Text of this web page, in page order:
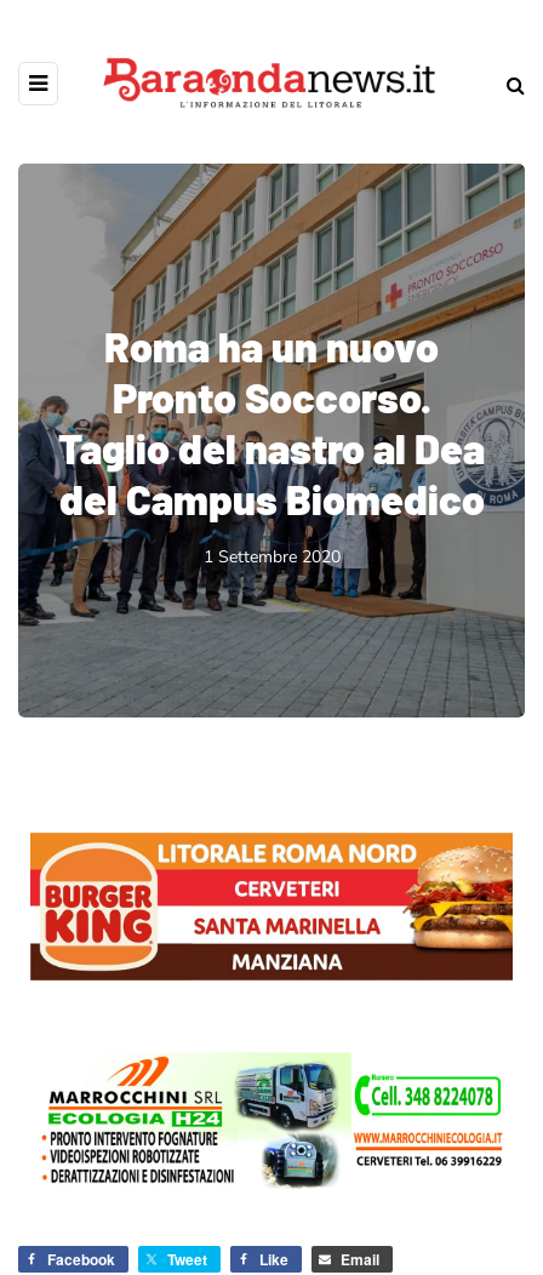
Roma ha un nuovo
Pronto Soccorso.
Taglio del nastro al Dea
del Campus Biomedico
1 Settembre 2020
Facebook Tweet Like Email